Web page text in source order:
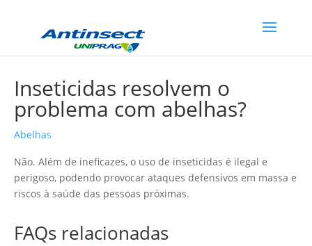
Inseticidas resolvem o
problema com abelhas?
Abelhas
Não. Além de ineficazes, o uso de inseticidas é ilegal e
perigoso, podendo provocar ataques defensivos em massa e
riscos à saúde das pessoas próximas.
FAQs relacionadas